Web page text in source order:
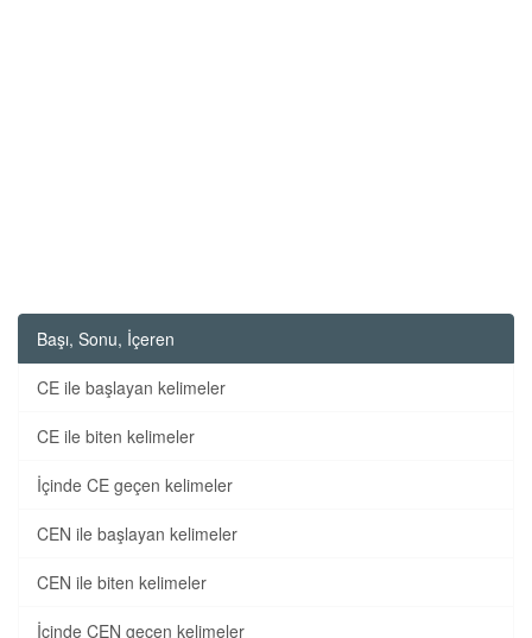
Başı, Sonu, İçeren
CE ile başlayan kelimeler
CE ile biten kelimeler
İçinde CE geçen kelimeler
CEN ile başlayan kelimeler
CEN ile biten kelimeler
İçinde CEN geçen kelimeler